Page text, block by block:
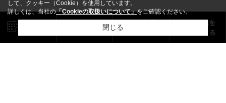
して、クッキー（Cookie）を使用しています。
詳しくは、当社の「Cookieの取扱いについて」をご確認ください。
閉じる